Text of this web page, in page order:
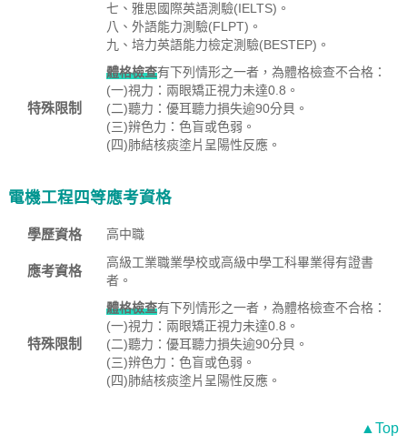
七、雅思國際英語測驗(IELTS)。
八、外語能力測驗(FLPT)。
九、培力英語能力檢定測驗(BESTEP)。
特殊限制
體格檢查有下列情形之一者，為體格檢查不合格：
(一)視力：兩眼矯正視力未達0.8。
(二)聽力：優耳聽力損失逾90分貝。
(三)辨色力：色盲或色弱。
(四)肺結核痰塗片呈陽性反應。
電機工程四等應考資格
學歷資格 高中職
應考資格
高級工業職業學校或高級中學工科畢業得有證書
者。
特殊限制
體格檢查有下列情形之一者，為體格檢查不合格：
(一)視力：兩眼矯正視力未達0.8。
(二)聽力：優耳聽力損失逾90分貝。
(三)辨色力：色盲或色弱。
(四)肺結核痰塗片呈陽性反應。
▲Top